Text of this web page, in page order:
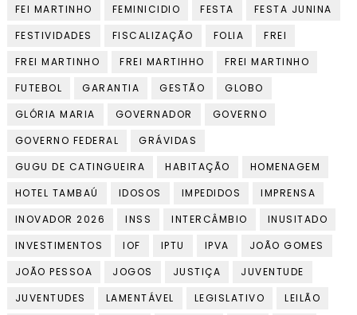
FEI MARTINHO
FEMINICIDIO FESTA
FESTA JUNINA
FESTIVIDADES
FISCALIZAÇÃO FOLIA
FREI
FREI MARTINHO
FREI MARTIHHO
FREI MARTINHO
FUTEBOL
GARANTIA GESTÃO
GLOBO
GLÓRIA MARIA
GOVERNADOR
GOVERNO
GOVERNO FEDERAL
GRÁVIDAS
GUGU DE CATINGUEIRA
HABITAÇÃO
HOMENAGEM
HOTEL TAMBAÚ
IDOSOS IMPEDIDOS
IMPRENSA
INOVADOR 2026
INSS INTERCÂMBIO
INUSITADO
INVESTIMENTOS
IOF IPTU IPVA
JOÃO GOMES
JOÃO PESSOA
JOGOS JUSTIÇA
JUVENTUDE
JUVENTUDES
LAMENTÁVEL LEGISLATIVO
LEILÃO